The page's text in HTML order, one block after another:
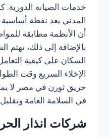
خدمات الصيانة الدورية.
المدني يعد نقطة
أن الأنظمة مطابقة
بالإضافة إلى ذلك، تهتم
السكان على كيفية
الإخلاء السريع وقت
حريق ثورن في مصر لا
في السلامة العامة
شركات انذار